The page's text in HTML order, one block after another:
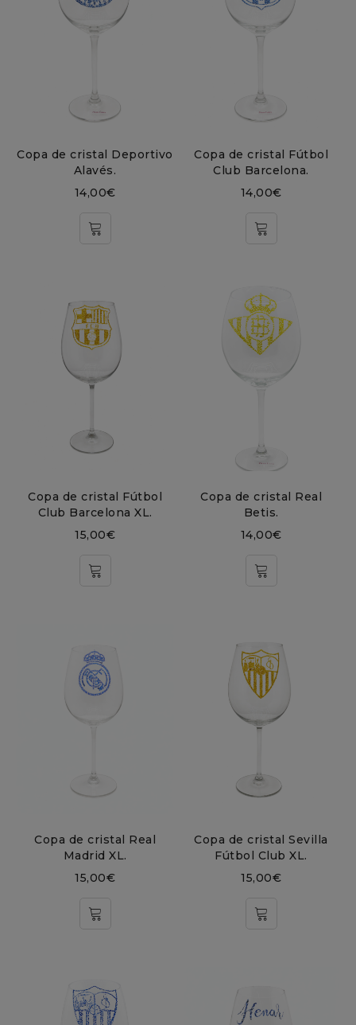
Copa de cristal Deportivo
Alavés.
14,00€
Copa de cristal Fútbol
Club Barcelona.
14,00€
Copa de cristal Fútbol
Club Barcelona XL.
15,00€
Copa de cristal Real
Betis.
14,00€
Copa de cristal Real
Madrid XL.
15,00€
Copa de cristal Sevilla
Fútbol Club XL.
15,00€